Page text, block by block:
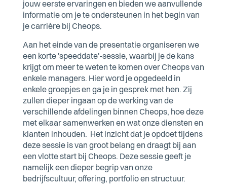
jouw eerste ervaringen en bieden we aanvullende
informatie om je te ondersteunen in het begin van
je carrière bij Cheops.
Aan het einde van de presentatie organiseren we
een korte 'speeddate'-sessie, waarbij je de kans
krijgt om meer te weten te komen over Cheops van
enkele managers. Hier word je opgedeeld in
enkele groepjes en ga je in gesprek met hen. Zij
zullen dieper ingaan op de werking van de
verschillende afdelingen binnen Cheops, hoe deze
met elkaar samenwerken en wat onze diensten en
klanten inhouden. Het inzicht dat je opdoet tijdens
deze sessie is van groot belang en draagt bij aan
een vlotte start bij Cheops. Deze sessie geeft je
namelijk een dieper begrip van onze
bedrijfscultuur, offering, portfolio en structuur.